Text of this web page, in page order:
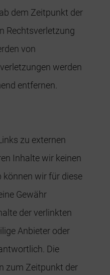
dem Zeitpunkt der
Rechtsverletzung
von
werden
entfernen.
zu externen
Inhalte wir keinen
können wir für diese
Gewähr
der verlinkten
Anbieter oder
Die
zum Zeitpunkt der